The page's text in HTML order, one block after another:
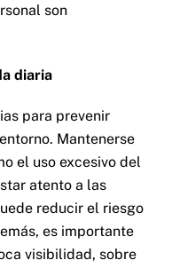
son
diaria
para prevenir
Mantenerse
el uso excesivo del
atento a las
reducir el riesgo
es importante
visibilidad, sobre